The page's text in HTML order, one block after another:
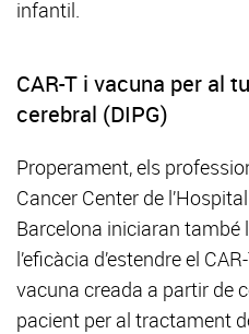
infantil.
CAR-T i vacuna per al
cerebral (DIPG)
Properament, els
Cancer Center de
Barcelona iniciaran també
l’eficàcia d’estendre el
vacuna creada a partir de
pacient per al tractament